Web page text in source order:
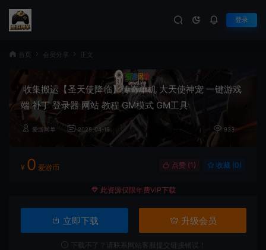
登录
首页 会员分享 正文
收集搬运【圣天使降临】传奇单机 大天使神宠 一键游戏
端 补丁 登录器 网站 教程 GM模式 GM工具
爱游网单 2025-04-19 933
¥ 0 爱游币 点赞 (1 ) 收藏 (0)
此资源仅限年费VIP下载
立即下载 升级会员
下载不了？请联系网站客服提交链接错误！